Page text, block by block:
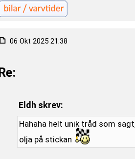
06 Okt 2025 21:38
Re:
Eldh skrev:
Hahaha helt unik tråd som
olja på stickan